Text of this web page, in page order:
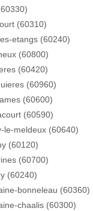
(60310)
etangs (60240)
(60800)
(60420)
(60960)
(60600)
(60590)
le-meldeux (60640)
(60120)
(60700)
(60240)
bonneleau (60360)
chaalis (60300)